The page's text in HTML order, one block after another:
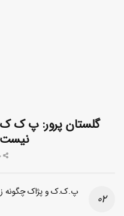
گلستان پرور: پ ک
نیست
پ.ک.ک و پژاک چگونه